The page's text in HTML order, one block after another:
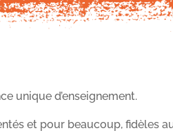
unique d’enseignement.
et pour beaucoup, fidèles